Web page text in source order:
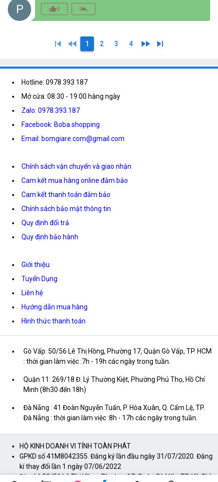
P thumb_up_alt0 reply_all
skip_previous fast_rewind 1 2 3 4 fast_forward skip_next
Hotline: 0978 393 187
Mở cửa: 08:30 - 19:00 hàng ngày
Zalo: 0978.393.187
Facebook: Boba shopping
Email: bomgiare.com@gmail.com
Chính sách vận chuyển và giao nhận
Cam kết mua hàng online đảm bảo
Cam kết thanh toán đảm bảo
Chính sách bảo mật thông tin
Quy định đổi trả
Quy định bảo hành
Giới thiệu
Tuyển Dụng
Liên hệ
Hướng dẫn mua hàng
Hình thức thanh toán
Gò Vấp: 50/56 Lê Thị Hồng, Phường 17, Quận Gò Vấp, TP. HCM
: thời gian làm việc :7h - 19h các ngày trong tuần.
Quận 11: 269/18 Đ. Lý Thường Kiệt, Phường Phú Thọ, Hồ Chí
Minh (8h30 đến 18h)
Đà Nẵng : 41 Đoàn Nguyễn Tuấn, P. Hòa Xuân, Q. Cẩm Lệ, TP.
Đà Nẵng : thời gian làm việc :8h - 17h các ngày trong tuần.
HỘ KINH DOANH VI TÍNH TOÀN PHÁT
GPKD số 41M8042355. Đăng ký lần đầu ngày 31/07/2020. Đăng
kí thay đổi lần 1 ngày 07/06/2022
Địa chỉ: 50/56 Lê Thị Hồng, Phường 17, Quận Gò Vấp, TP. Hồ Chí